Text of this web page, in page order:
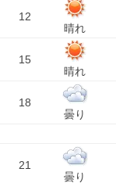
12
晴れ
15
晴れ
18
曇り
21
曇り